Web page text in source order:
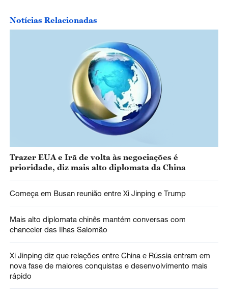
Notícias Relacionadas
Trazer EUA e Irã de volta às negociações é
prioridade, diz mais alto diplomata da China
Começa em Busan reunião entre Xi Jinping e Trump
Mais alto diplomata chinês mantém conversas com
chanceler das Ilhas Salomão
Xi Jinping diz que relações entre China e Rússia entram em
nova fase de maiores conquistas e desenvolvimento mais
rápido